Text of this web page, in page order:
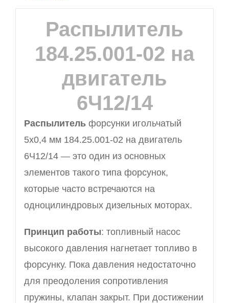
Распылитель
184.25.001-02 на
двигатель
6Ч12/14
Распылительфорсунки игольчатый
5х0,4 мм 184.25.001-02 на двигатель
6Ч12/14 — это один из основных
элементов такого типа форсунок,
которые часто встречаются на
одноцилиндровых дизельных моторах.
Принцип работы: топливный насос
высокого давления нагнетает топливо в
форсунку. Пока давления недостаточно
для преодоления сопротивления
пружины, клапан закрыт. При достижении